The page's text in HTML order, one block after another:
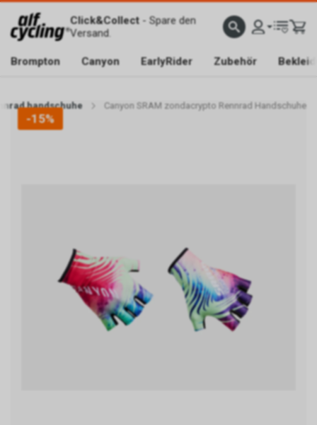
Click&Collect- Spare den
Versand.
Brompton Canyon EarlyRider Zubehör
handschuhe Canyon SRAM zondacrypto Rennrad Handschuhe
-15%